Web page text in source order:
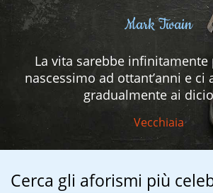
Mark Twain
La vita sarebbe infinitamente
nascessimo ad ottant’anni e ci
gradualmente ai
Vecchiaia
Cerca gli aforismi più